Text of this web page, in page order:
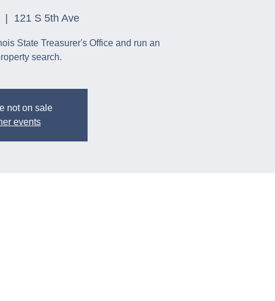
|
121 S 5th Ave
State Treasurer's Office and run an
search.
not on sale
events